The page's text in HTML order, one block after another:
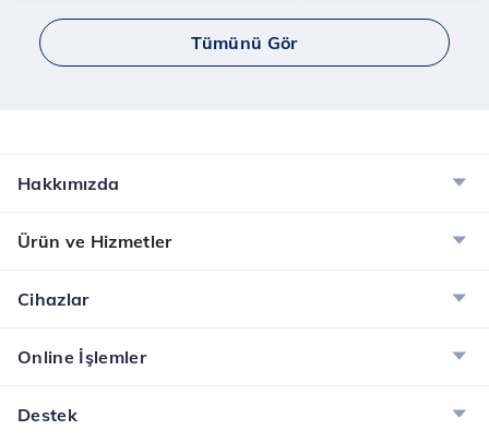
Tümünü Gör
Hakkımızda
Ürün ve Hizmetler
Cihazlar
Online İşlemler
Destek